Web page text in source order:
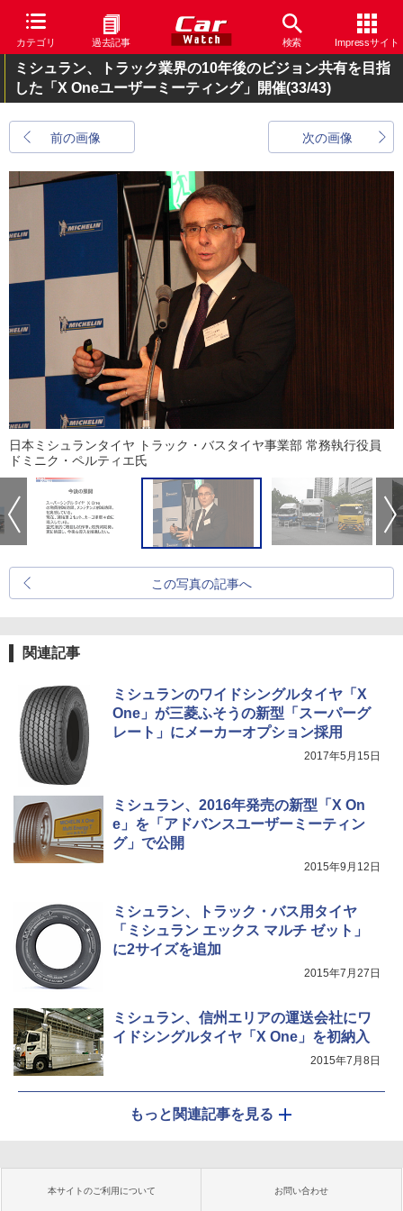
カテゴリ 過去記事 検索 Impressサイト
ミシュラン、トラック業界の10年後のビジョン共有を目指
した「X Oneユーザーミーティング」開催(33/43)
前の画像 次の画像
日本ミシュランタイヤ トラック・バスタイヤ事業部 常務執行役員
ドミニク・ペルティエ氏
この写真の記事へ
関連記事
ミシュランのワイドシングルタイヤ「X
One」が三菱ふそうの新型「スーパーグ
レート」にメーカーオプション採用
2017年5月15日
ミシュラン、2016年発売の新型「X On
e」を「アドバンスユーザーミーティン
グ」で公開
2015年9月12日
ミシュラン、トラック・バス用タイヤ
「ミシュラン エックス マルチ ゼット」
に2サイズを追加
2015年7月27日
ミシュラン、信州エリアの運送会社にワ
イドシングルタイヤ「X One」を初納入
2015年7月8日
もっと関連記事を見る
本サイトのご利用について お問い合わせ